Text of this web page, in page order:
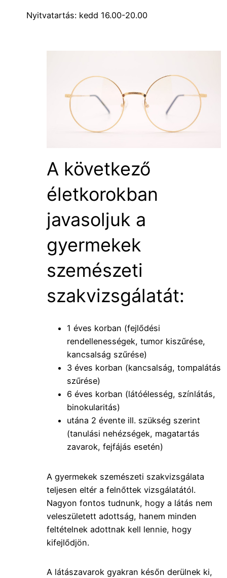
Nyitvatartás: kedd 16.00-20.00
A következő
életkorokban
javasoljuk a
gyermekek
szemészeti
szakvizsgálatát:
1 éves korban (fejlődési
rendellenességek, tumor kiszűrése,
kancsalság szűrése)
3 éves korban (kancsalság, tompalátás
szűrése)
6 éves korban (látóélesség, színlátás,
binokularitás)
utána 2 évente ill. szükség szerint
(tanulási nehézségek, magatartás
zavarok, fejfájás esetén)
A gyermekek szemészeti szakvizsgálata
teljesen eltér a felnőttek vizsgálatától.
Nagyon fontos tudnunk, hogy a látás nem
veleszületett adottság, hanem minden
feltételnek adottnak kell lennie, hogy
kifejlődjön.
A látászavarok gyakran későn derülnek ki,